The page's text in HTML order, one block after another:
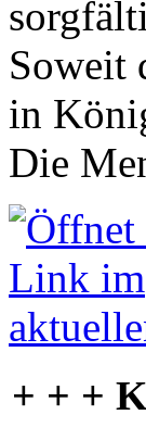
Soweit
in
Die
+ + +